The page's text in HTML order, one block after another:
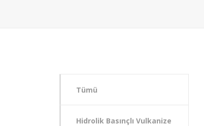
Tümü
Hidrolik Basınçlı Vulkanize